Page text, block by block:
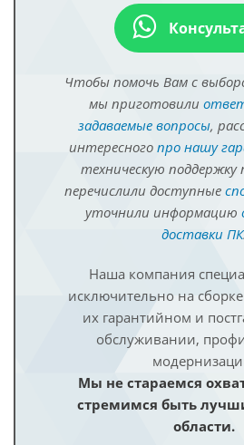
Чтобы помочь Вам с
мы приготовили
задаваемые вопросы,
интересного про нашу
техническую поддержку
перечислили доступные
уточнили информацию
доставки ПК.
Наша компания
исключительно на
их гарантийном и
обслуживании,
Мы не стараемся
стремимся быть
области.